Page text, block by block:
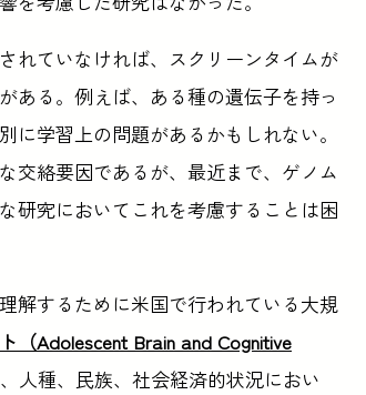
れていなければ、スクリーンタイムが
ある。例えば、ある種の遺伝子を持っ
学習上の問題があるかもしれない。
交絡要因であるが、最近まで、ゲノム
研究においてこれを考慮することは困
解するために米国で行われている大規
（Adolescent Brain and Cognitive
人種、民族、社会経済的状況におい